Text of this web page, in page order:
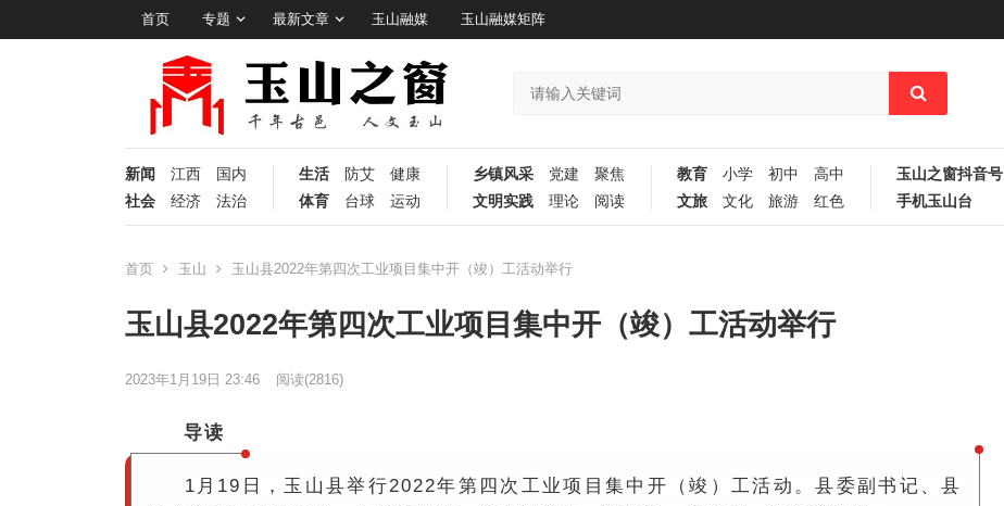
首页 专题 最新文章 玉山融媒 玉山融媒矩阵
新闻 江西
国内
社会
经济 法治
生活 防艾
健康
体育
台球 运动
乡镇风采 党建
聚焦
文明实践
理论 阅读
教育 小学 初中
高中
文旅
文化 旅游 红色
玉山之窗抖音号
手机玉山台
首页 玉山 玉山县2022年第四次工业项目集中开（竣）工活动举行
玉山县2022年第四次工业项目集中开（竣）工活动举行
2023年1月19日 23:46 阅读(2816)
导读
1月19日，玉山县举行2022年第四次工业项目集中开（竣）工活动。县委副书记、县